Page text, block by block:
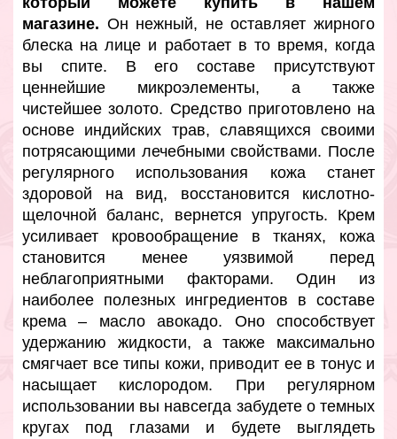
магазине. Он нежный, не оставляет жирного
блеска на лице и работает в то время, когда
вы спите. В его составе присутствуют
ценнейшие микроэлементы, а также
чистейшее золото. Средство приготовлено на
основе индийских трав, славящихся своими
потрясающими лечебными свойствами. После
регулярного использования кожа станет
здоровой на вид, восстановится кислотно-
щелочной баланс, вернется упругость. Крем
усиливает кровообращение в тканях, кожа
становится менее уязвимой перед
неблагоприятными факторами. Один из
наиболее полезных ингредиентов в составе
крема – масло авокадо. Оно способствует
удержанию жидкости, а также максимально
смягчает все типы кожи, приводит ее в тонус и
насыщает кислородом. При регулярном
использовании вы навсегда забудете о темных
кругах под глазами и будете выглядеть